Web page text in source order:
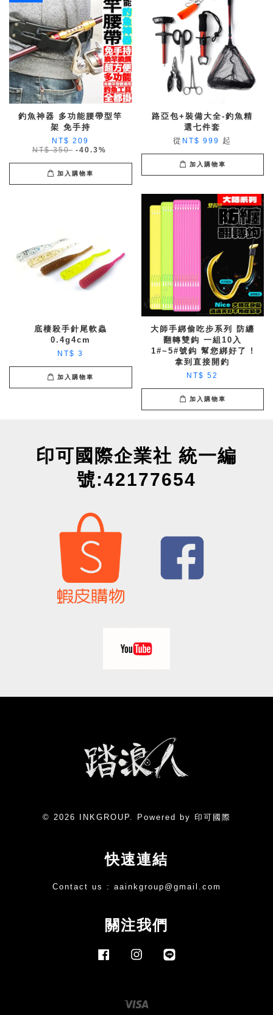
釣魚神器 多功能腰帶型竿
架 免手持
NT$ 209
NT$ 350 -40.3%
加入購物車
路亞包+裝備大全-釣魚精
選七件套
從 NT$ 999 起
加入購物車
底棲殺手針尾軟蟲
0.4g4cm
NT$ 3
加入購物車
大師手綁偷吃步系列 防纏
翻轉雙鈎 一組10入
1#~5#號鈎 幫您綁好了 !
拿到直接開釣
NT$ 52
加入購物車
印可國際企業社 統一編
號:42177654
© 2026 INKGROUP. Powered by 印可國際
快速連結
Contact us : aainkgroup@gmail.com
關注我們
FacebookInstagram